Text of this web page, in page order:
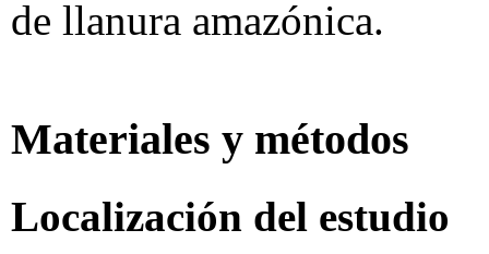
de llanura amazónica.
Materiales y métodos
Localización del estudio